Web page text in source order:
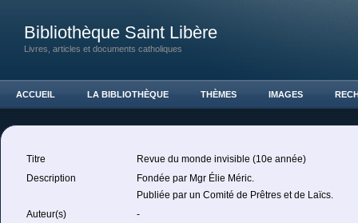
Bibliothèque Saint Libère
Livres, articles et documents catholiques
ACCUEIL LA BIBLIOTHÈQUE THÈMES IMAGES
Titre
Revue du monde invisible (10e année)
Description
Fondée par Mgr Élie Méric.
Publiée par un Comité de Prêtres et de Laïcs.
Auteur(s)
-